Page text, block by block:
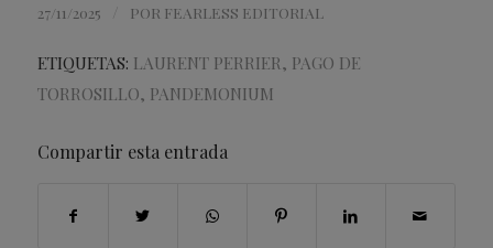
27/11/2025 POR FEARLESS EDITORIAL
ETIQUETAS: LAURENT PERRIER, PAGO DE
TORROSILLO, PANDEMONIUM
Compartir esta entrada